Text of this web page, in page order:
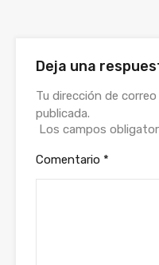
Deja una
Tu dirección de
publicada.
Los campos
Comentario *